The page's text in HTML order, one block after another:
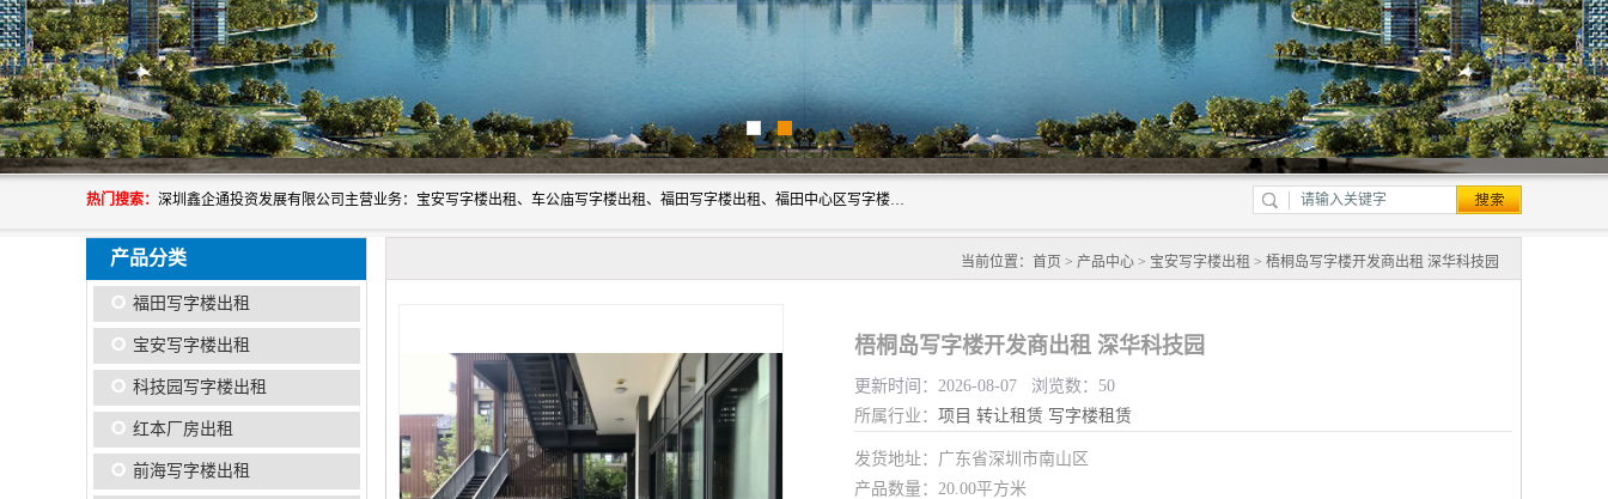
热门搜索： 深圳鑫企通投资发展有限公司主营业务：宝安写字楼出租、车公庙写字楼出租、福田写字楼出租、福田中心区写字楼出租、光明写字楼出租、后海写字楼出租、科技园写字楼出租、南山写字楼出租等。公司专注为写字楼提供整体解决方案的化服务，依托于长期的写字楼线下运营经验和积累，以及丰富的互联网从业经验，拥有完善的服务架构体系、丰富的行业经验、与充分的销售资源。
产品分类
福田写字楼出租
宝安写字楼出租
科技园写字楼出租
红本厂房出租
前海写字楼出租
当前位置： 首页 > 产品中心 > 宝安写字楼出租 > 梧桐岛写字楼开发商出租 深华科技园
梧桐岛写字楼开发商出租 深华科技园
更新时间：2026-08-07 浏览数：50
所属行业： 项目 转让租赁 写字楼租赁
发货地址：广东省深圳市南山区
产品数量：20.00平方米